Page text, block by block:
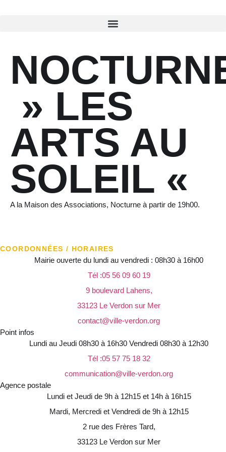
» LES
ARTS AU
SOLEIL «
A la Maison des Associations, Nocturne à partir de 19h00.
COORDONNÉES / HORAIRES
Mairie ouverte du lundi au vendredi : 08h30 à 16h00
Tél :05 56 09 60 19
9 boulevard Lahens,
33123 Le Verdon sur Mer
contact@ville-verdon.org
Point infos
Lundi au Jeudi 08h30 à 16h30 Vendredi 08h30 à 12h30
Tél :05 57 75 18 32
communication@ville-verdon.org
Agence postale
Lundi et Jeudi de 9h à 12h15 et 14h à 16h15
Mardi, Mercredi et Vendredi de 9h à 12h15
2 rue des Frères Tard,
33123 Le Verdon sur Mer